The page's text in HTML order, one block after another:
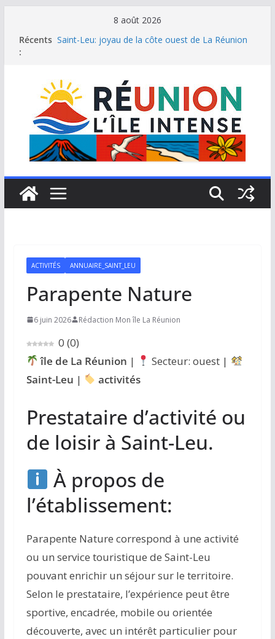
contenu
8 août 2026
Récents
:
Saint-Leu: joyau de la côte ouest de La Réunion
intense
Le Musée du sel de Saint Leu: site culturel à
découvrir
Stella Matutina: mémoire sucrière et culture
créole
ACTIVITÉS ANNUAIRE_SAINT_LEU
Parapente Nature
6 juin 2026 Rédaction Mon île La Réunion
0 (0)
île de La Réunion |
Secteur: ouest |
Saint-Leu | activités
Prestataire d’activité ou
de loisir à Saint-Leu.
À propos de
l’établissement:
Parapente Nature correspond à une activité
ou un service touristique de Saint-Leu
pouvant enrichir un séjour sur le territoire.
Selon le prestataire, l’expérience peut être
sportive, encadrée, mobile ou orientée
découverte, avec un intérêt particulier pour